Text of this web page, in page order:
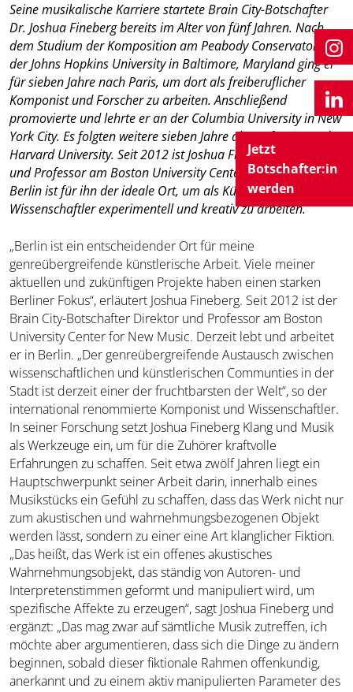
Jetzt
Botschafter:in
werden
Seine musikalische Karriere startete Brain City-Botschafter
Dr. Joshua Fineberg bereits im Alter von fünf Jahren. Nach
dem Studium der Komposition am Peabody Conservatory
der Johns Hopkins University in Baltimore, Maryland ging er
für sieben Jahre nach Paris, um dort als freiberuflicher
Komponist und Forscher zu arbeiten. Anschließend
promovierte und lehrte er an der Columbia University in New
York City. Es folgten weitere sieben Jahre als Professor an der
Harvard University. Seit 2012 ist Joshua Fineberg Direktor
und Professor am Boston University Center for New Music.
Berlin ist für ihn der ideale Ort, um als Künstler und
Wissenschaftler experimentell und kreativ zu arbeiten.
„Berlin ist ein entscheidender Ort für meine
genreübergreifende künstlerische Arbeit. Viele meiner
aktuellen und zukünftigen Projekte haben einen starken
Berliner Fokus“, erläutert Joshua Fineberg. Seit 2012 ist der
Brain City-Botschafter Direktor und Professor am Boston
University Center for New Music. Derzeit lebt und arbeitet
er in Berlin. „Der genreübergreifende Austausch zwischen
wissenschaftlichen und künstlerischen Communties in der
Stadt ist derzeit einer der fruchtbarsten der Welt“, so der
international renommierte Komponist und Wissenschaftler.
In seiner Forschung setzt Joshua Fineberg Klang und Musik
als Werkzeuge ein, um für die Zuhörer kraftvolle
Erfahrungen zu schaffen. Seit etwa zwölf Jahren liegt ein
Hauptschwerpunkt seiner Arbeit darin, innerhalb eines
Musikstücks ein Gefühl zu schaffen, dass das Werk nicht nur
zum akustischen und wahrnehmungsbezogenen Objekt
werden lässt, sondern zu einer eine Art klanglicher Fiktion.
„Das heißt, das Werk ist ein offenes akustisches
Wahrnehmungsobjekt, das ständig von Autoren- und
Interpretenstimmen geformt und manipuliert wird, um
spezifische Affekte zu erzeugen“, sagt Joshua Fineberg und
ergänzt: „Das mag zwar auf sämtliche Musik zutreffen, ich
möchte aber argumentieren, dass sich die Dinge zu ändern
beginnen, sobald dieser fiktionale Rahmen offenkundig,
anerkannt und zu einem aktiv manipulierten Parameter des